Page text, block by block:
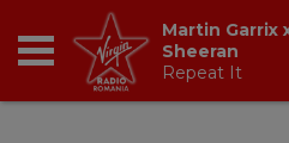
Non Stop
cu Virgin Radio
24/24